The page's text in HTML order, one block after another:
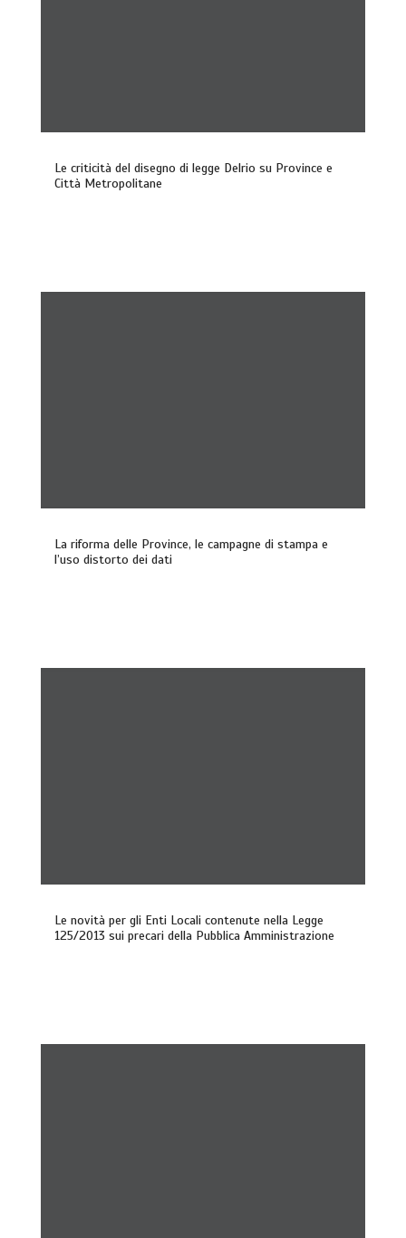
Le criticità del disegno di legge Delrio su Province e
Città Metropolitane
La riforma delle Province, le campagne di stampa e
l’uso distorto dei dati
Le novità per gli Enti Locali contenute nella Legge
125/2013 sui precari della Pubblica Amministrazione